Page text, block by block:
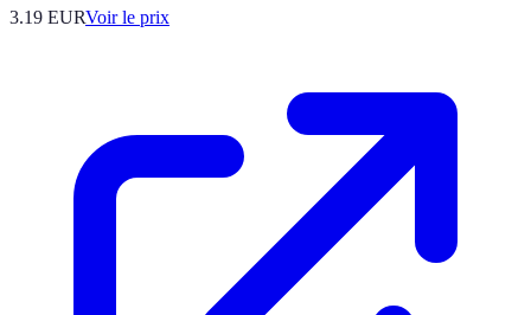
3.19 EURVoir le prix